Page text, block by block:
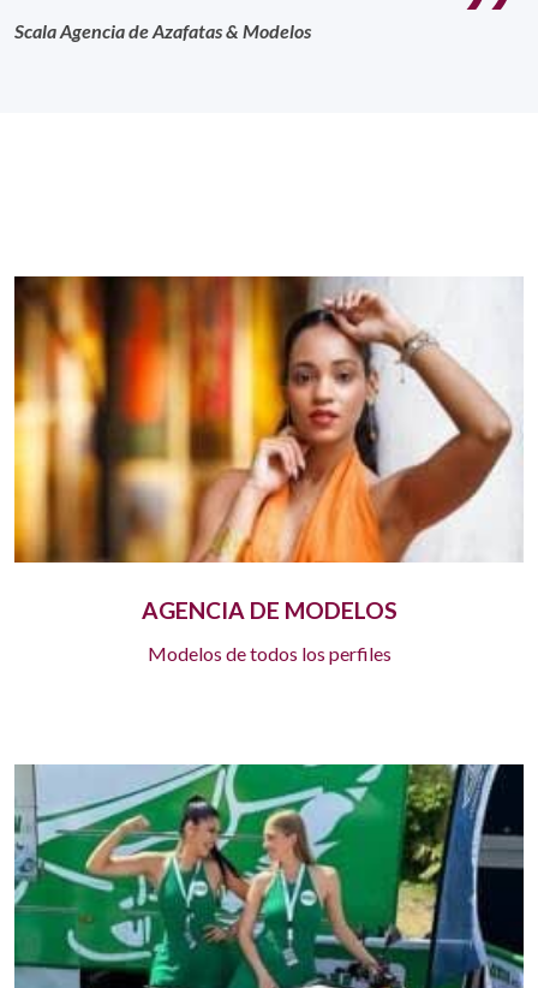
Scala Agencia de Azafatas & Modelos
AGENCIA DE MODELOS
Modelos de todos los perfiles